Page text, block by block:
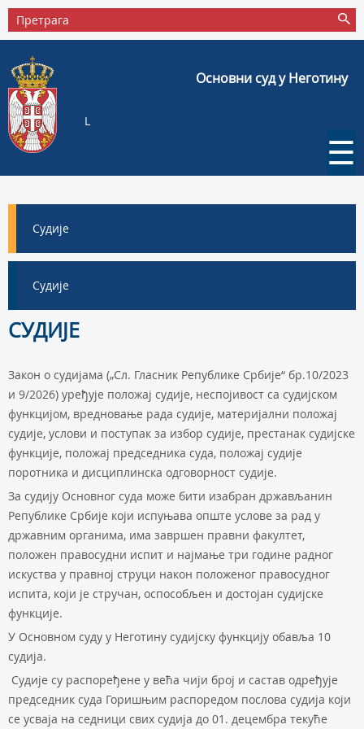
Основни суд у Неготину
L
☰
Судије
Судије
СУДИЈЕ
Закон о судијама („Сл. Гласник Републике Србије“ бр.10/2023
и 9/2026) уређује положај судије, неспојивост са судијском
функцијом, вредновање рада судије, материјални положај
судије, услови и поступак за избор судије, престанак судијске
функције, положај председника суда, положај судије
поротника и дисциплинска одговорност судије.
За судију Основног суда може бити изабран држављанин
Републике Србије који испуњава опште услове за рад у
државним органима, има завршен правни факултет,
положен правосудни испит и најмање три године радног
искуства у правној струци након положеног правосудног
испита, који је стручан, оспособљен и достојан судијске
функције.
У Основном суду у Неготину судијску функцију обавља 10
судија.
Судије су распоређене у већа чији број и састав одређује
председник суда Горишњим распоредом послова судија који
се усваја на седници свих судија до 01. децембра текуће